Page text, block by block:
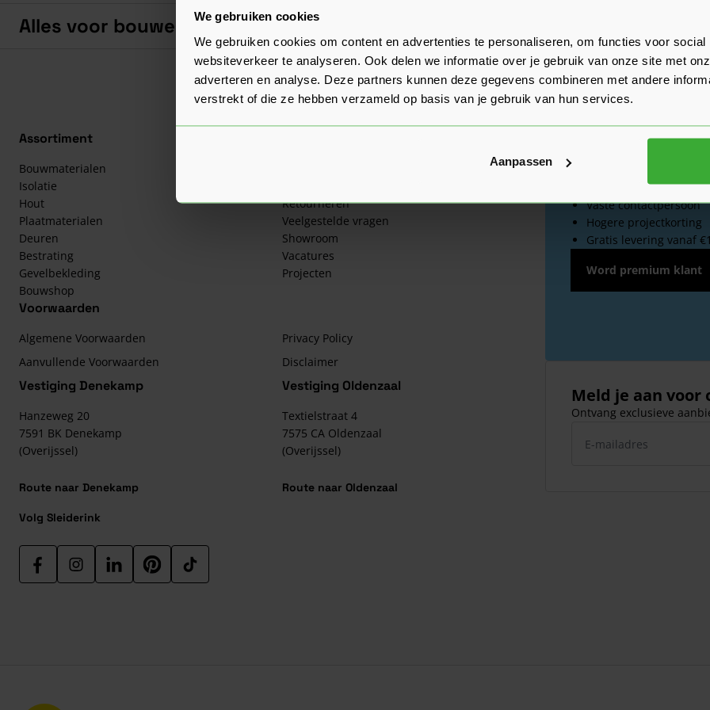
We gebruiken cookies
We gebruiken cookies om content en advertenties te personaliseren, om functies voor
websiteverkeer te analyseren. Ook delen we informatie over je gebruik van onze site met
adverteren en analyse. Deze partners kunnen deze gegevens combineren met andere
verstrekt of die ze hebben verzameld op basis van je gebruik van hun services.
Aanpassen
Alles voor bouwend Nederland.
Boven 2.000 gratis
Assortiment
Bouwmaterialen
Isolatie
Hout
Plaatmaterialen
Deuren
Bestrating
Gevelbekleding
Bouwshop
Retourneren
Veelgestelde vragen
Showroom
Vacatures
Projecten
Voorwaarden
Algemene Voorwaarden
Aanvullende Voorwaarden
Privacy Policy
Disclaimer
Vestiging Denekamp
Hanzeweg 20
7591 BK Denekamp
(Overijssel)
Route naar Denekamp
Vestiging Oldenzaal
Textielstraat 4
7575 CA Oldenzaal
(Overijssel)
Route naar Oldenzaal
Volg Sleiderink
Word
Vaste contactpersoon
Hogere projectkorting
Gratis levering vanaf
Word premium klant
Meld je aan
Ontvang exclusieve